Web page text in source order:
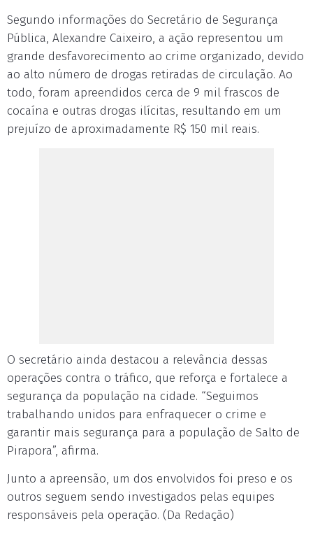
Segundo informações do Secretário de Segurança
Pública, Alexandre Caixeiro, a ação representou um
grande desfavorecimento ao crime organizado, devido
ao alto número de drogas retiradas de circulação. Ao
todo, foram apreendidos cerca de 9 mil frascos de
cocaína e outras drogas ilícitas, resultando em um
prejuízo de aproximadamente R$ 150 mil reais.
O secretário ainda destacou a relevância dessas
operações contra o tráfico, que reforça e fortalece a
segurança da população na cidade. “Seguimos
trabalhando unidos para enfraquecer o crime e
garantir mais segurança para a população de Salto de
Pirapora”, afirma.
Junto a apreensão, um dos envolvidos foi preso e os
outros seguem sendo investigados pelas equipes
responsáveis pela operação. (Da Redação)